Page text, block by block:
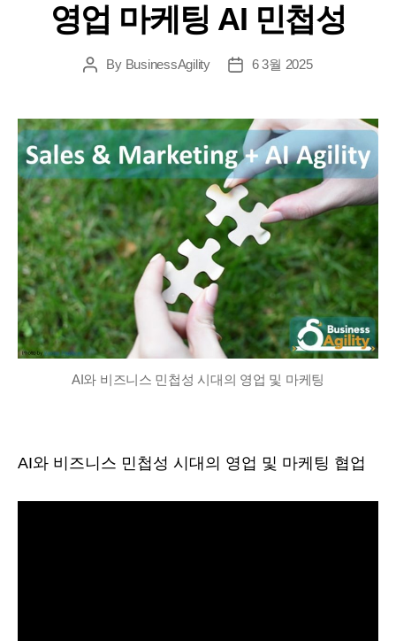
고
리
영업 마케팅 AI 민첩성
게
작
성
자
By BusinessAgility
게
짜
6 3월 2025
AI와 비즈니스 민첩성 시대의 영업 및 마케팅
AI와 비즈니스 민첩성 시대의 영업 및 마케팅 협업